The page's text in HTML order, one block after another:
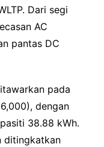
Dari segi
AC
pantas DC
pada
dengan
38.88 kWh.
ditingkatkan